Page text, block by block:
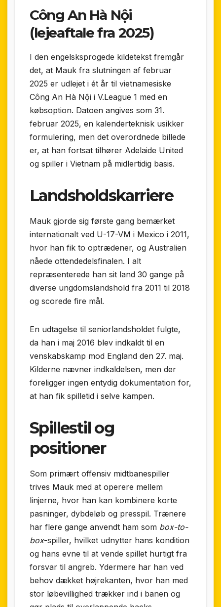
Công An Hà Nội
(lejeaftale fra 2025)
I den engelsksprogede kildetekst fremgår
det, at Mauk fra slutningen af februar
2025 er udlejet i ét år til vietnamesiske
Công An Hà Nội i V.League 1 med en
købsoption. Datoen angives som 31.
februar 2025, en kalenderteknisk usikker
formulering, men det overordnede billede
er, at han fortsat tilhører Adelaide United
og spiller i Vietnam på midlertidig basis.
Landsholdskarriere
Mauk gjorde sig første gang bemærket
internationalt ved U-17-VM i Mexico i 2011,
hvor han fik to optrædener, og Australien
nåede ottendedelsfinalen. I alt
repræsenterede han sit land 30 gange på
diverse ungdomslandshold fra 2011 til 2018
og scorede fire mål.
En udtagelse til seniorlandsholdet fulgte,
da han i maj 2016 blev indkaldt til en
venskabskamp mod England den 27. maj.
Kilderne nævner indkaldelsen, men der
foreligger ingen entydig dokumentation for,
at han fik spilletid i selve kampen.
Spillestil og
positioner
Som primært offensiv midtbanespiller
trives Mauk med at operere mellem
linjerne, hvor han kan kombinere korte
pasninger, dybdeløb og presspil. Trænere
har flere gange anvendt ham som box-to-
box-spiller, hvilket udnytter hans kondition
og hans evne til at vende spillet hurtigt fra
forsvar til angreb. Ydermere har han ved
behov dækket højrekanten, hvor han med
stor løbevillighed trækker ind i banen og